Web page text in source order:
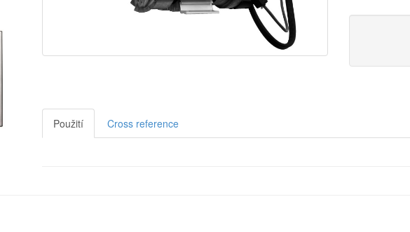
Použití Cross reference